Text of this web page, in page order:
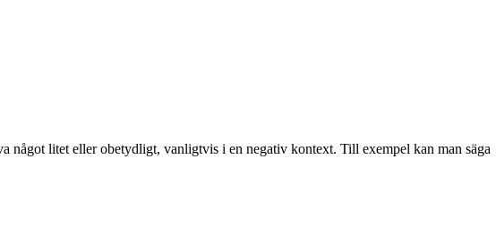
något litet eller obetydligt, vanligtvis i en negativ kontext. Till exempel kan man säga